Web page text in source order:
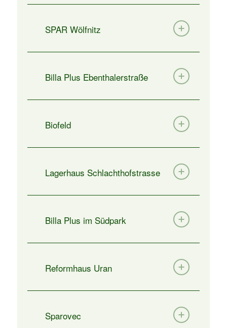
SPAR Wölfnitz
Billa Plus Ebenthalerstraße
Biofeld
Lagerhaus Schlachthofstrasse
Billa Plus im Südpark
Reformhaus Uran
Sparovec